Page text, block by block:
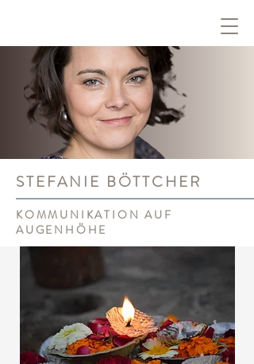
STEFANIE BÖTTCHER
KOMMUNIKATION AUF
AUGENHÖHE